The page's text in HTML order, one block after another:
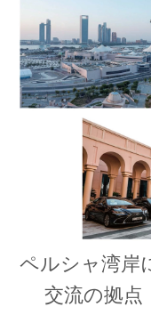
ペルシャ湾
交流の拠